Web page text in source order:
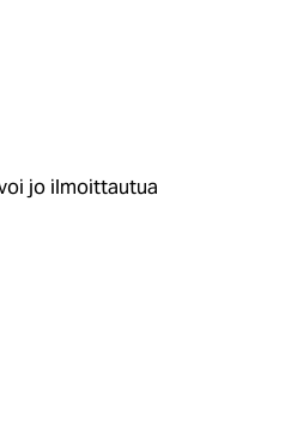
jo ilmoittautua